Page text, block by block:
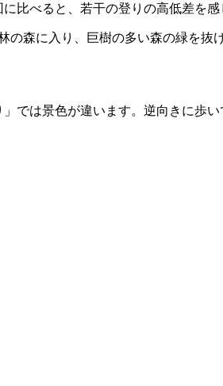
比べると、若干の登りの高低差を
森に入り、巨樹の多い森の緑を
では景色が違います。逆向きに歩い